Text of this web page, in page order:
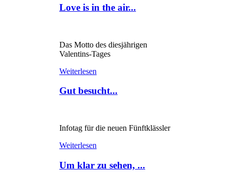
Love is in the air...
Das Motto des diesjährigen
Valentins-Tages
Weiterlesen
Gut besucht...
Infotag für die neuen Fünftklässler
Weiterlesen
Um klar zu sehen, ...